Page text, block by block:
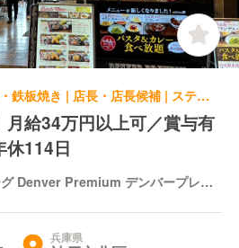
洋食・西洋料理, ステーキ・鉄板焼き | 店長・店長候補 | ステーキ＆ハンバーグ Denver Premium デンバープレミアム イオンモール神戸北
月給34万円以上可／賞与有
休114日
Denver Premium デンバープレミ
兵庫県